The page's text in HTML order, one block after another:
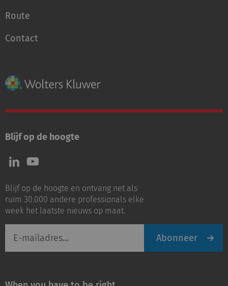
Route
Contact
Blijf op de hoogte
Volg
ons
LinkedIn
Volg
ons
Youtube
Blijf op de hoogte en ontvang net als
ruim 30.000 andere professionals elke
week het laatste nieuws op maat.
mailadres
Abonneer